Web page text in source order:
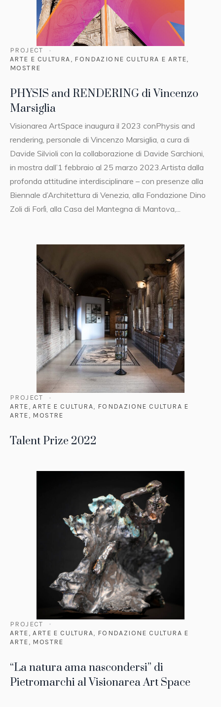
PROJECT
ARTE E CULTURA, FONDAZIONE CULTURA E ARTE,
MOSTRE
PHYSIS and RENDERING di Vincenzo
Marsiglia
Visionarea ArtSpace inaugura il 2023 conPhysis and
rendering, personale di Vincenzo Marsiglia, a cura di
Davide Silvioli con la collaborazione di Davide Sarchioni,
in mostra dall’1 febbraio al 25 marzo 2023.Artista dalla
profonda attitudine interdisciplinare – con presenze alla
Biennale d’Architettura di Venezia, alla Fondazione Dino
Zoli di Forlì, alla Casa del Mantegna di Mantova,...
PROJECT
ARTE,ARTE E CULTURA, FONDAZIONE CULTURA E
ARTE, MOSTRE
Talent Prize 2022
PROJECT
ARTE,ARTE E CULTURA, FONDAZIONE CULTURA E
ARTE, MOSTRE
“La natura ama nascondersi” di
Pietromarchi al Visionarea Art Space